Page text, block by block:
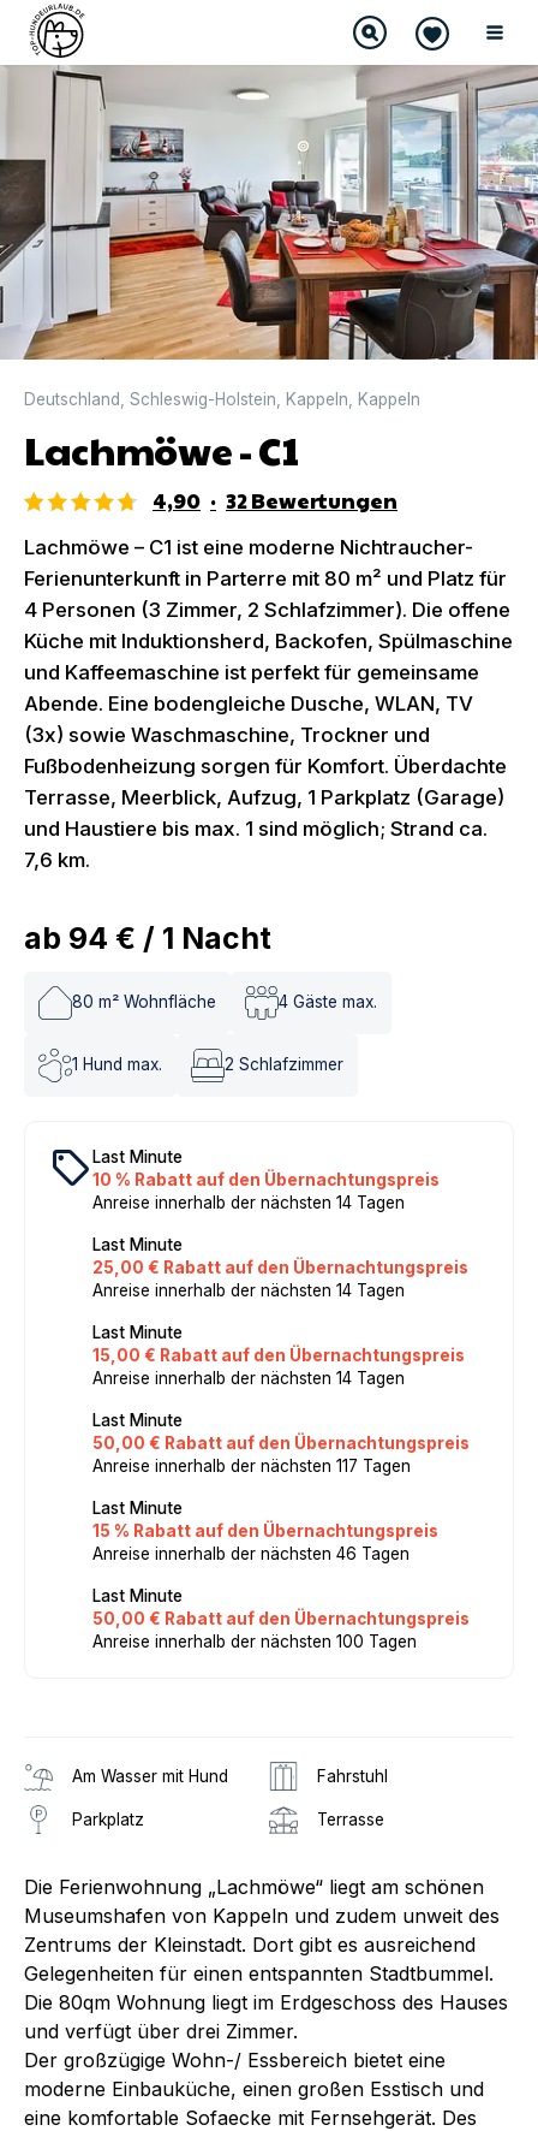
DIREKT BUCHBAR
Deutschland Schleswig-Holstein Kappeln Kappeln
Lachmöwe - C1
4,90 · 32Bewertungen
Lachmöwe – C1 ist eine moderne Nichtraucher-
Ferienunterkunft in Parterre mit 80 m² und Platz für
4 Personen (3 Zimmer, 2 Schlafzimmer). Die offene
Küche mit Induktionsherd, Backofen, Spülmaschine
und Kaffeemaschine ist perfekt für gemeinsame
Abende. Eine bodengleiche Dusche, WLAN, TV
(3x) sowie Waschmaschine, Trockner und
Fußbodenheizung sorgen für Komfort. Überdachte
Terrasse, Meerblick, Aufzug, 1 Parkplatz (Garage)
und Haustiere bis max. 1 sind möglich; Strand ca.
7,6 km.
ab 94 € / 1 Nacht
80 m² Wohnfläche 4 Gäste max.
1 Hund max. 2 Schlafzimmer
local_offer Last Minute
10 % Rabatt auf den Übernachtungspreis
Anreise innerhalb der nächsten 14 Tagen
Last Minute
25,00 € Rabatt auf den Übernachtungspreis
Anreise innerhalb der nächsten 14 Tagen
Last Minute
15,00 € Rabatt auf den Übernachtungspreis
Anreise innerhalb der nächsten 14 Tagen
Last Minute
50,00 € Rabatt auf den Übernachtungspreis
Anreise innerhalb der nächsten 117 Tagen
Last Minute
15 % Rabatt auf den Übernachtungspreis
Anreise innerhalb der nächsten 46 Tagen
Last Minute
50,00 € Rabatt auf den Übernachtungspreis
Anreise innerhalb der nächsten 100 Tagen
Am Wasser mit Hund Fahrstuhl
Parkplatz Terrasse
Die Ferienwohnung „Lachmöwe“ liegt am schönen
Museumshafen von Kappeln und zudem unweit des
Zentrums der Kleinstadt. Dort gibt es ausreichend
Gelegenheiten für einen entspannten Stadtbummel.
Die 80qm Wohnung liegt im Erdgeschoss des Hauses
und verfügt über drei Zimmer.
Der großzügige Wohn-/ Essbereich bietet eine
moderne Einbauküche, einen großen Esstisch und
eine komfortable Sofaecke mit Fernsehgerät. Des